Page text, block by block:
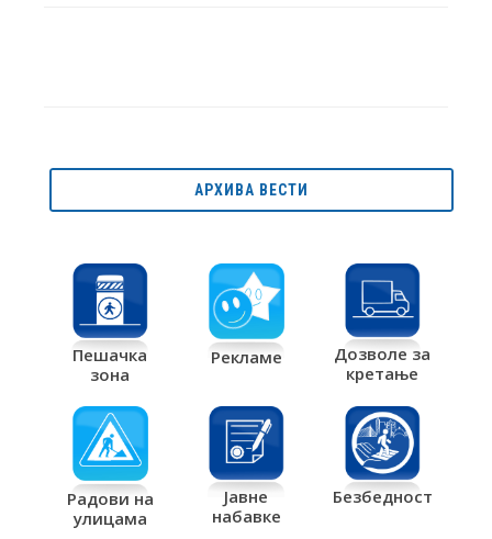
АРХИВА ВЕСТИ
Пешачка
зона
Рекламе
Дозволе за
кретање
Радови на
улицама
Јавне
набавке
Безбедност